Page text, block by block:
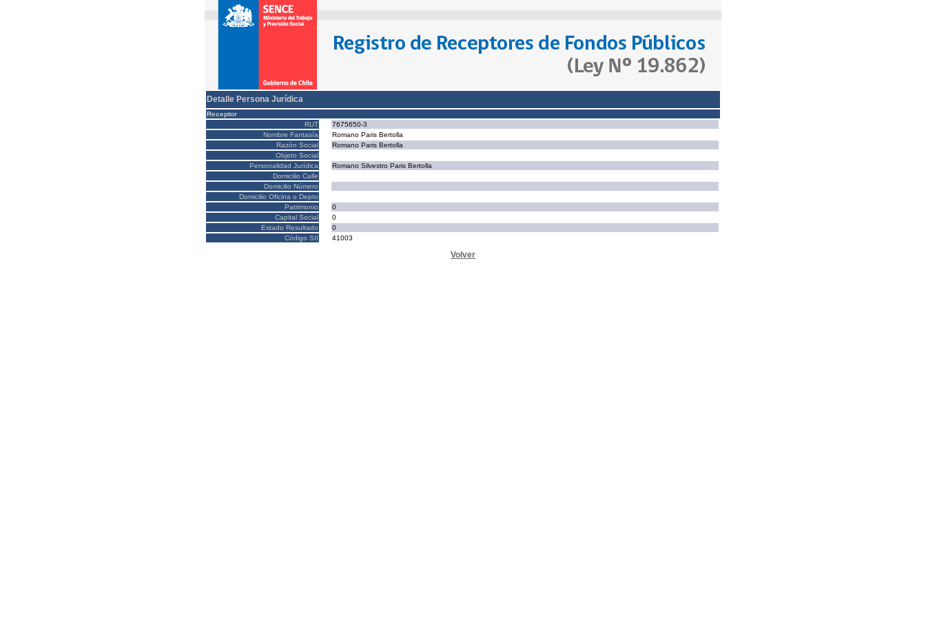
Detalle Persona Jurídica
Receptor
RUT
7675650-3
Nombre Fantasía
Romano Paris Bertolla
Razón Social
Romano Paris Bertolla
Objeto Social
Personalidad Jurídica
Romano Silvestro Paris Bertolla
Domicilio Calle
Domicilio Número
Domicilio Oficina o Depto
Patrimonio
0
Capital Social
0
Estado Resultado
0
Código SII
41003
Volver